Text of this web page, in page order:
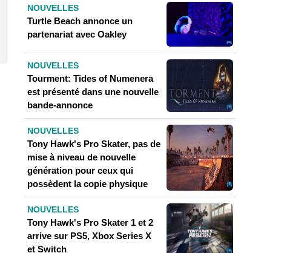
NOUVELLES
Turtle Beach annonce un
partenariat avec Oakley
NOUVELLES
Tourment: Tides of Numenera
est présenté dans une nouvelle
bande-annonce
NOUVELLES
Tony Hawk's Pro Skater, pas de
mise à niveau de nouvelle
génération pour ceux qui
possèdent la copie physique
NOUVELLES
Tony Hawk's Pro Skater 1 et 2
arrive sur PS5, Xbox Series X
et Switch